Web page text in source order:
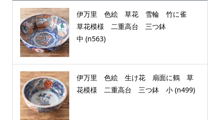
伊万里 色絵 草花 雪輪 竹に雀
草花模様 二重高台 三つ鉢
中 (n563)
伊万里 色絵 生け花 扇面に鶴 草
花模様 二重高台 三つ鉢 小 (n499)